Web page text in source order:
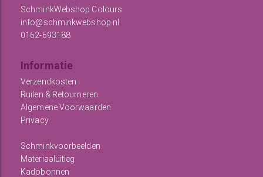
SchminkWebshop Colours
info@schminkwebshop.nl
0162-693188
Informatie
Verzendkosten
Ruilen & Retourneren
Algemene Voorwaarden
Privacy
Schminkvoorbeelden
Materiaaluitleg
Kadobonnen